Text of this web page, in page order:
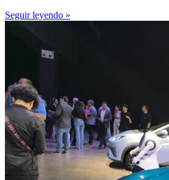
Seguir leyendo »